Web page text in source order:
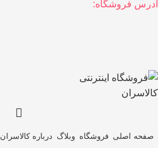
آدرس فروشگاه:
صفحه اصلی فروشگاه وبلاگ درباره کالاسران